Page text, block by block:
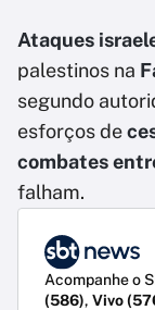
Ataques
palestinos na
segundo
esforços de
combates
falham.
Acompanhe o
(586), Vivo